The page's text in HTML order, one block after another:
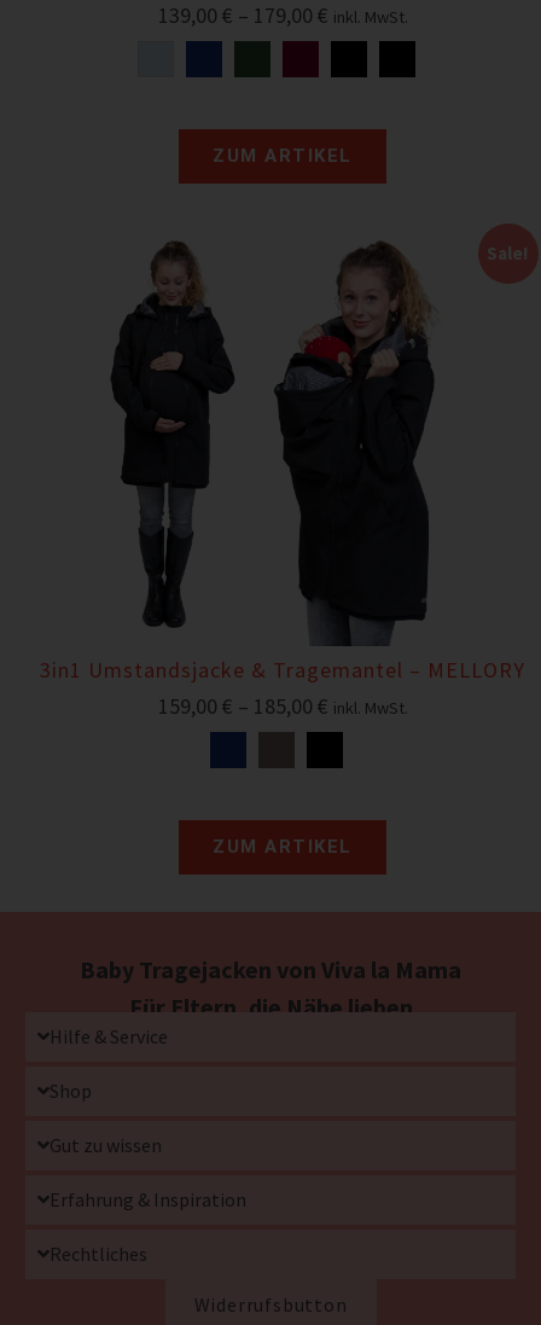
139,00 € – 179,00 € inkl. MwSt.
ZUM ARTIKEL
Sale!
3in1 Umstandsjacke & Tragemantel – MELLORY
159,00 € – 185,00 € inkl. MwSt.
ZUM ARTIKEL
Baby Tragejacken von Viva la Mama
Für Eltern, die Nähe lieben
Hilfe & Service
Shop
Gut zu wissen
Erfahrung & Inspiration
Rechtliches
Widerrufsbutton